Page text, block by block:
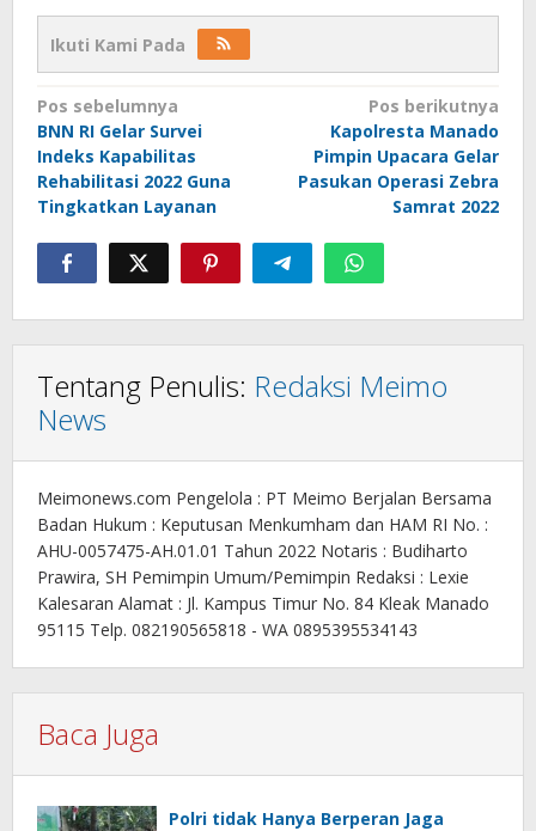
Ikuti Kami Pada
Navigasi
pos
Pos sebelumnya
BNN RI Gelar Survei
Indeks Kapabilitas
Rehabilitasi 2022 Guna
Tingkatkan Layanan
Pos berikutnya
Kapolresta Manado
Pimpin Upacara Gelar
Pasukan Operasi Zebra
Samrat 2022
Tentang Penulis: Redaksi Meimo
News
Meimonews.com Pengelola : PT Meimo Berjalan Bersama
Badan Hukum : Keputusan Menkumham dan HAM RI No. :
AHU-0057475-AH.01.01 Tahun 2022 Notaris : Budiharto
Prawira, SH Pemimpin Umum/Pemimpin Redaksi : Lexie
Kalesaran Alamat : Jl. Kampus Timur No. 84 Kleak Manado
95115 Telp. 082190565818 - WA 0895395534143
Baca Juga
Polri tidak Hanya Berperan Jaga